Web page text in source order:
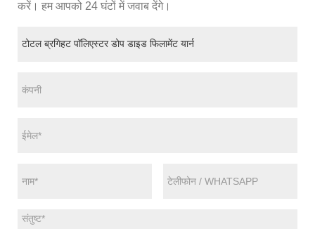
करें। हम आपको 24 घंटों में जवाब देंगे।